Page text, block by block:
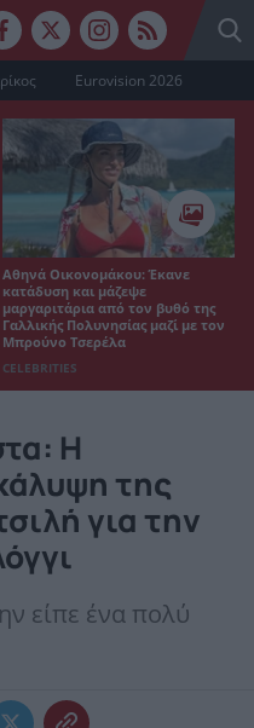
Eurovision 2026
Αθηνά Οικονομάκου: Έκανε
κατάδυση και μάζεψε
μαργαριτάρια από τον βυθό της
Γαλλικής Πολυνησίας μαζί με τον
Μπρούνο Τσερέλα
CELEBRITIES
Η
της
για την
είπε ένα πολύ